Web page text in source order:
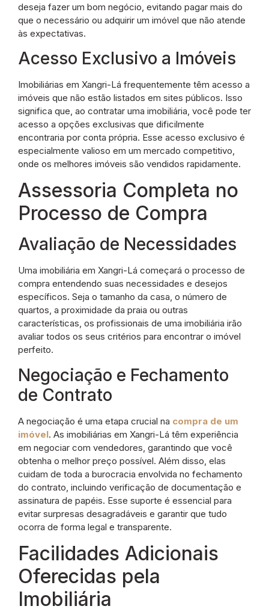
deseja fazer um bom negócio, evitando pagar mais do
que o necessário ou adquirir um imóvel que não atende
às expectativas.
Acesso Exclusivo a Imóveis
Imobiliárias em Xangri-Lá frequentemente têm acesso a
imóveis que não estão listados em sites públicos. Isso
significa que, ao contratar uma imobiliária, você pode ter
acesso a opções exclusivas que dificilmente
encontraria por conta própria. Esse acesso exclusivo é
especialmente valioso em um mercado competitivo,
onde os melhores imóveis são vendidos rapidamente.
Assessoria Completa no
Processo de Compra
Avaliação de Necessidades
Uma imobiliária em Xangri-Lá começará o processo de
compra entendendo suas necessidades e desejos
específicos. Seja o tamanho da casa, o número de
quartos, a proximidade da praia ou outras
características, os profissionais de uma imobiliária irão
avaliar todos os seus critérios para encontrar o imóvel
perfeito.
Negociação e Fechamento
de Contrato
A negociação é uma etapa crucial na compra de um
imóvel. As imobiliárias em Xangri-Lá têm experiência
em negociar com vendedores, garantindo que você
obtenha o melhor preço possível. Além disso, elas
cuidam de toda a burocracia envolvida no fechamento
do contrato, incluindo verificação de documentação e
assinatura de papéis. Esse suporte é essencial para
evitar surpresas desagradáveis e garantir que tudo
ocorra de forma legal e transparente.
Facilidades Adicionais
Oferecidas pela
Imobiliária